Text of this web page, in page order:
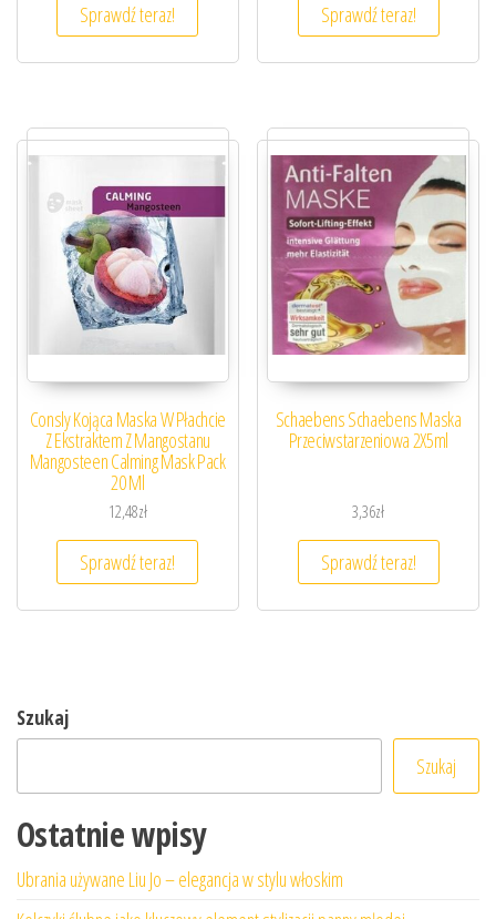
Sprawdź teraz! Sprawdź teraz!
Consly Kojąca Maska W Płachcie
Z Ekstraktem Z Mangostanu
Mangosteen Calming Mask Pack
20 Ml
12,48zł
Sprawdź teraz!
Schaebens Schaebens Maska
Przeciwstarzeniowa 2X5ml
3,36zł
Sprawdź teraz!
Szukaj
Szukaj
Ostatnie wpisy
Ubrania używane Liu Jo – elegancja w stylu włoskim